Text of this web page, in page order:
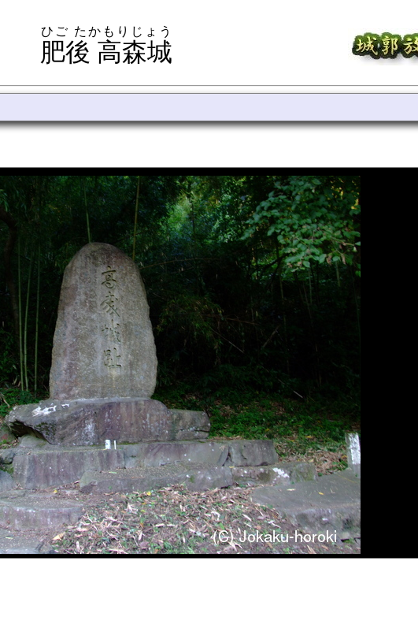
肥後 高森城
ひご たかもりじょう